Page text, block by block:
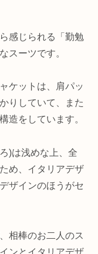
感じられる「勤勉
スーツです。
ケットは、肩パッ
りしていて、また
造をしています。
)は浅めな上、全
め、イタリアデザ
ザインのほうがセ
相棒のお二人のス
ンとイタリアデザ